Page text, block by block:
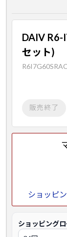
DAIV R6-
セット)
販売終了
ショッピ
ショッピング